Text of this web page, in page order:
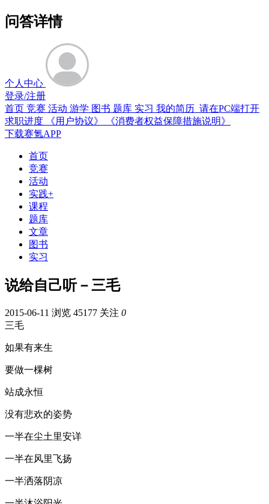
问答详情
个人中心
登录/注册
首页 竞赛 活动 游学 图书 题库 实习 我的简历 请在PC端打开
求职进度
《用户协议》
《消费者权益保障措施说明》
下载赛氪APP
首页
竞赛
活动
实践+
课程
题库
文章
图书
实习
说给自己听－三毛
2015-06-11 浏览 45177 关注 0
三毛
如果有来生
要做一棵树
站成永恒
没有悲欢的姿势
一半在尘土里安详
一半在风里飞扬
一半洒落阴凉